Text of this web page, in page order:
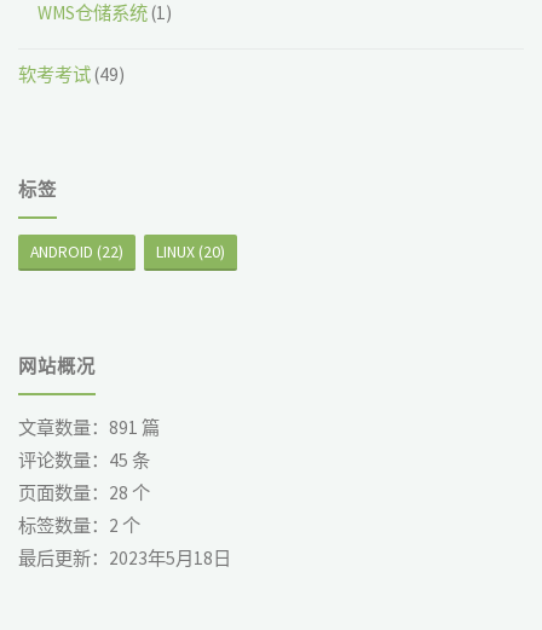
WMS仓储系统(1)
软考考试(49)
标签
ANDROID (22) LINUX (20)
网站概况
文章数量：891 篇
评论数量： 45 条
页面数量： 28 个
标签数量： 2 个
最后更新： 2023年5月18日